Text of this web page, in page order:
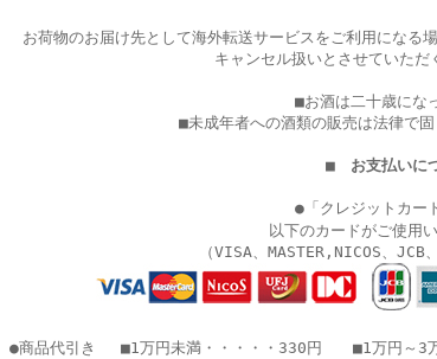
お荷物のお届け先として海外転送サービスをご利用になる
キャンセル扱いとさせていただ
■お酒は二十歳にな
■未成年者への酒類の販売は法律で固
■ お支払いに
●「クレジットカー
以下のカードがご使用い
（VISA、MASTER,NICOS、JCB
●商品代引き
■1万円未満・・・・・330円 ■1万円～